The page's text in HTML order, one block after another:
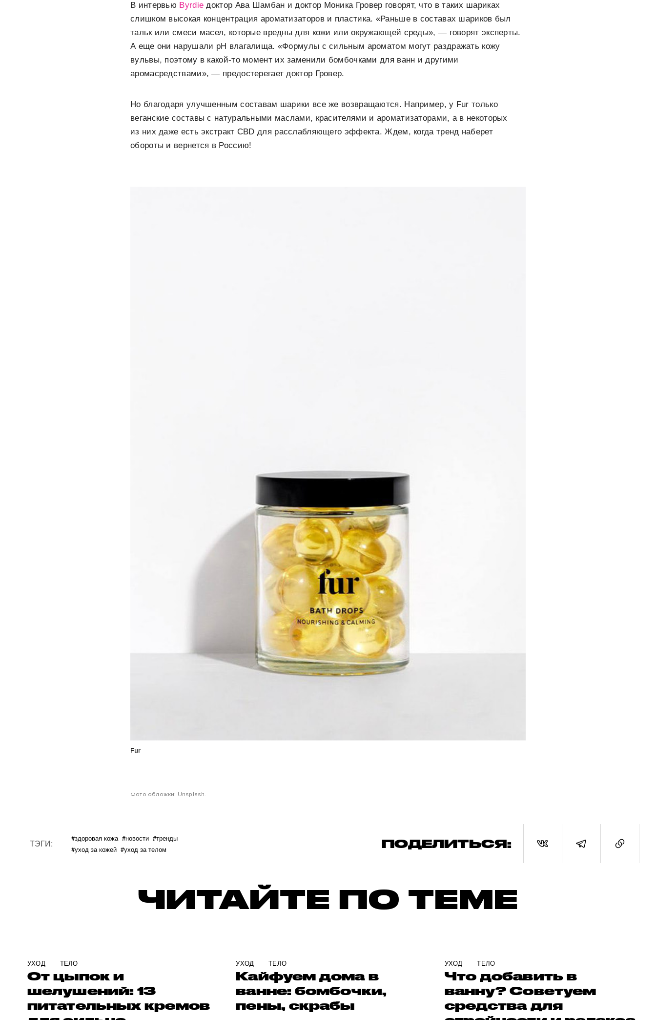
В интервью Byrdieдоктор Ава Шамбан и доктор Моника Гровер говорят, что в таких шариках
слишком высокая концентрация ароматизаторов и пластика. «Раньше в составах шариков был
тальк или смеси масел, которые вредны для кожи или окружающей среды», — говорят эксперты.
А еще они нарушали рН влагалища. «Формулы с сильным ароматом могут раздражать кожу
вульвы, поэтому в какой-то момент их заменили бомбочками для ванн и другими
аромасредствами», — предостерегает доктор Гровер.
Но благодаря улучшенным составам шарики все же возвращаются. Например, у Fur только
веганские составы с натуральными маслами, красителями и ароматизаторами, а в некоторых
из них даже есть экстракт CBD для расслабляющего эффекта. Ждем, когда тренд наберет
обороты и вернется в Россию!
Fur
Фото обложки: Unsplash.
ТЭГИ: #здоровая кожа #новости #тренды
#уход за кожей #уход за телом ПОДЕЛИТЬСЯ:
ЧИТАЙТЕ ПО ТЕМЕ
УХОД ТЕЛО
От цыпок и
шелушений: 13
питательных кремов
УХОД ТЕЛО
Кайфуем дома в
ванне: бомбочки,
пены, скрабы
УХОД ТЕЛО
Что добавить в
ванну? Советуем
средства для